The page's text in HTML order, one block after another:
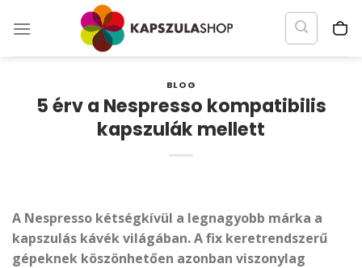
BLOG
5 érv a Nespresso kompatibilis
kapszulák mellett
A Nespresso kétségkívül a legnagyobb márka a
kapszulás kávék világában. A fix keretrendszerű
gépeknek köszönhetően azonban viszonylag